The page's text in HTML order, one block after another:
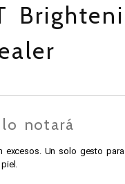
notará
excesos. Un solo gesto